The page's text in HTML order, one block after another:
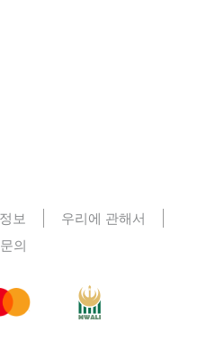
보
우리에 관해서
문의